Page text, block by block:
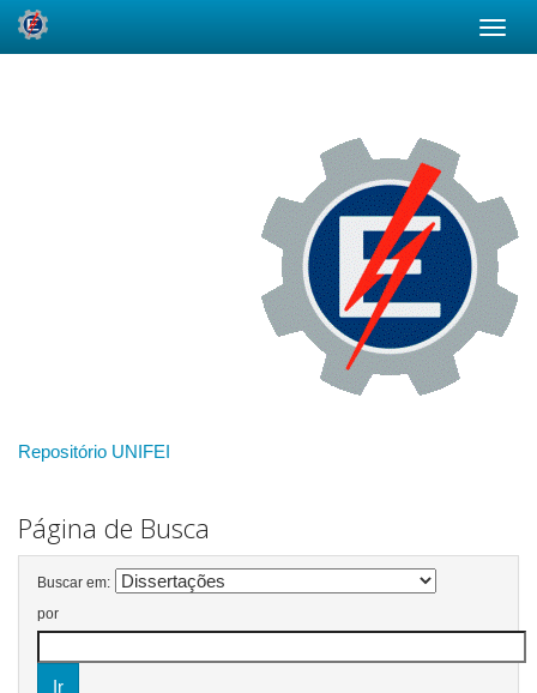
Repositório UNIFEI
Página de Busca
Buscar em:
por